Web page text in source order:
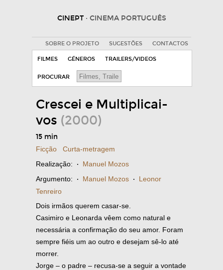
CINEPT · CINEMA PORTUGUÊS
SOBRE O PROJETO SUGESTÕES CONTACTOS
FILMES GÉNEROS TRAILERS/VIDEOS
PROCURAR
Crescei e Multiplicai-
vos (2000)
15 min
Ficção
Curta-metragem
Realização: · Manuel Mozos
Argumento: · Manuel Mozos · Leonor
Tenreiro
Dois irmãos querem casar-se.
Casimiro e Leonarda vêem como natural e
necessária a confirmação do seu amor. Foram
sempre fiéis um ao outro e desejam sê-lo até
morrer.
Jorge – o padre – recusa-se a seguir a vontade